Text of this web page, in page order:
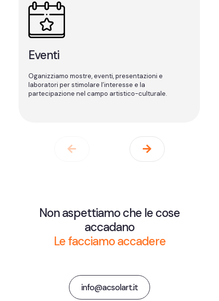
Eventi
Oganizziamo mostre, eventi, presentazioni e
laboratori per stimolare l’interesse e la
partecipazione nel campo artistico-culturale.
Non aspettiamo che le cose
accadano
Le facciamo accadere
info@acsolart.it